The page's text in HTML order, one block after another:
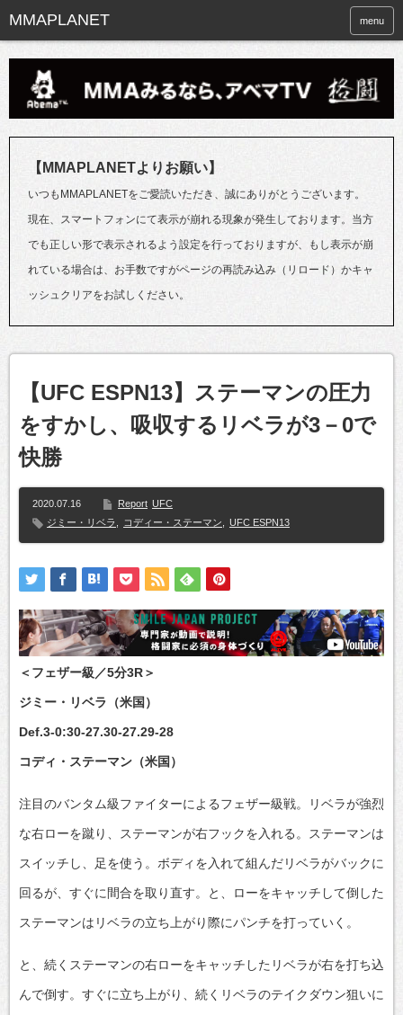
menu
【MMAPLANETよりお願い】
いつもMMAPLANETをご愛読いただき、誠にありがとうございます。
現在、スマートフォンにて表示が崩れる現象が発生しております。当方
でも正しい形で表示されるよう設定を行っておりますが、もし表示が崩
れている場合は、お手数ですがページの再読み込み（リロード）かキャ
ッシュクリアをお試しください。
【UFC ESPN13】ステーマンの圧力
をすかし、吸収するリベラが3－0で
快勝
2020.07.16 Report UFC
ジミー・リベラ
コディー・ステーマン UFC ESPN13
＜フェザー級／5分3R＞
ジミー・リベラ（米国）
Def.3-0:30-27.30-27.29-28
コディ・ステーマン（米国）
注目のバンタム級ファイターによるフェザー級戦。リベラが強烈
な右ローを蹴り、ステーマンが右フックを入れる。ステーマンは
スイッチし、足を使う。ボディを入れて組んだリベラがバックに
回るが、すぐに間合を取り直す。と、ローをキャッチして倒した
ステーマンはリベラの立ち上がり際にパンチを打っていく。
と、続くステーマンの右ローをキャッチしたリベラが右を打ち込
んで倒す。すぐに立ち上がり、続くリベラのテイクダウン狙いに